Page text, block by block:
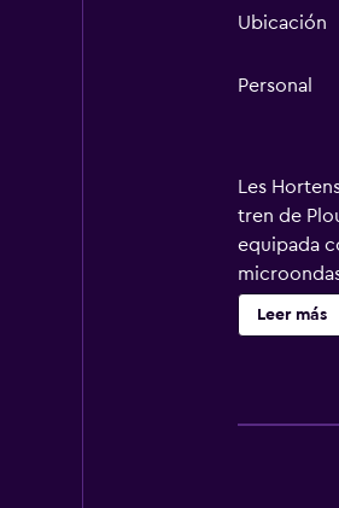
Ubicación
Personal
Les
tren de
equipada
clientela
Leer más